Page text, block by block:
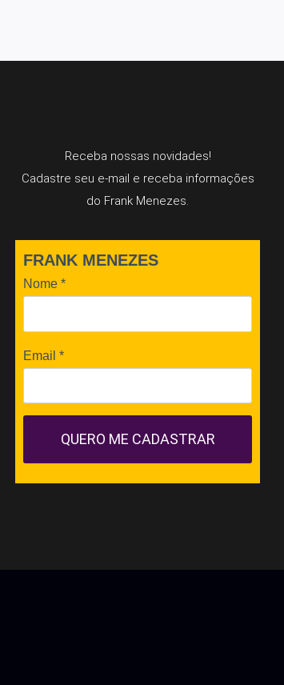
Receba nossas novidades!
Cadastre seu e-mail e receba informações
do Frank Menezes.
FRANK MENEZES
Nome *
Email *
QUERO ME CADASTRAR